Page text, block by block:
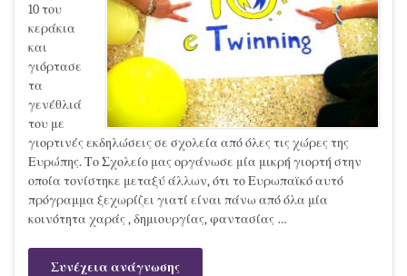
10 του
κεράκια
και
γιόρτασε
τα
γενέθλιά
του με
γιορτινές εκδηλώσεις σε σχολεία από όλες τις χώρες της
Ευρώπης. Το Σχολείο μας οργάνωσε μία μικρή γιορτή στην
οποία τονίστηκε μεταξύ άλλων, ότι το Ευρωπαϊκό αυτό
πρόγραμμα ξεχωρίζει γιατί είναι πάνω από όλα μία
κοινότητα χαράς , δημιουργίας, φαντασίας …
Συνέχεια ανάγνωσης